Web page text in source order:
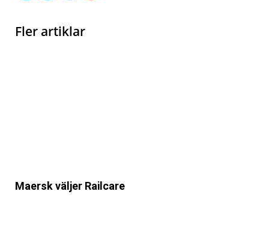
Fler artiklar
Maersk väljer Railcare